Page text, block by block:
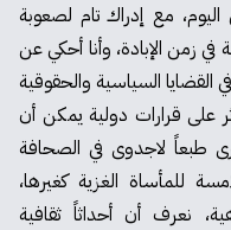
مع إدراك تام لصعوبة
زمن الإبادة، وأنا أحكي عن
القضايا السياسية والحقوقية
على قرارات دولية يمكن أن
طبعاً لاجدوى في الصحافة
للمأساة الغزية كغيرها،
نعرف أن أحداثاً ثقافية